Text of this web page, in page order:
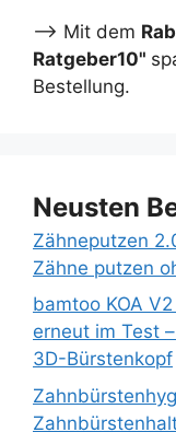
--> Mit dem
Ratgeber10"
Bestellung.
Neusten
Zähneputzen
Zähne putzen
bamtoo KOA
erneut im Test
3D-Bürstenkopf